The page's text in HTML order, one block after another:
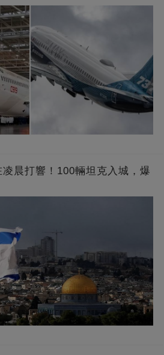
晨打響！100輛坦克入城，爆